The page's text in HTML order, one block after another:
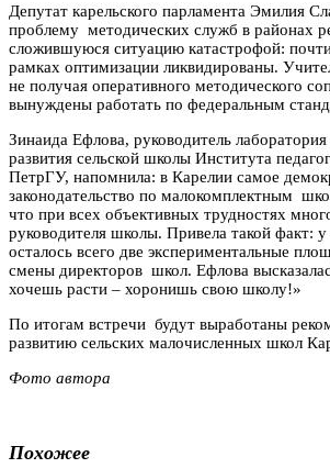
Депутат карельского парламента Эмилия
проблему методических служб в районах
сложившуюся ситуацию катастрофой:
рамках оптимизации ликвидированы.
не получая оперативного методического
вынуждены работать по федеральным
Зинаида Ефлова, руководитель
развития сельской школы Института
ПетрГУ, напомнила: в Карелии самое
законодательство по малокомплектным
что при всех объективных трудностях
руководителя школы. Привела такой факт:
осталось всего две экспериментальные
смены директоров школ. Ефлова
хочешь расти – хоронишь свою школу!»
По итогам встречи будут выработаны
развитию сельских малочисленных школ
Фото автора
Похожее